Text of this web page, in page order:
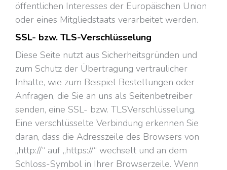
öffentlichen Interesses der Europäischen Union
oder eines Mitgliedstaats verarbeitet werden.
SSL- bzw. TLS-Verschlüsselung
Diese Seite nutzt aus Sicherheitsgründen und
zum Schutz der Übertragung vertraulicher
Inhalte, wie zum Beispiel Bestellungen oder
Anfragen, die Sie an uns als Seitenbetreiber
senden, eine SSL- bzw. TLSVerschlüsselung.
Eine verschlüsselte Verbindung erkennen Sie
daran, dass die Adresszeile des Browsers von
„http://“ auf „https://“ wechselt und an dem
Schloss-Symbol in Ihrer Browserzeile. Wenn